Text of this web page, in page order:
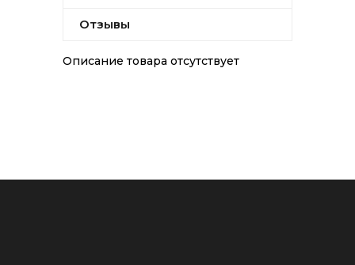
Отзывы
Описание товара отсутствует